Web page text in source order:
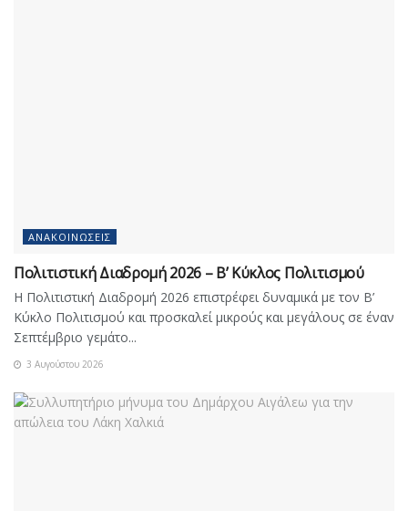
ΑΝΑΚΟΙΝΏΣΕΙΣ
Πολιτιστική Διαδρομή 2026 – Β’ Κύκλος Πολιτισμού
Η Πολιτιστική Διαδρομή 2026 επιστρέφει δυναμικά με τον Β’
Κύκλο Πολιτισμού και προσκαλεί μικρούς και μεγάλους σε έναν
Σεπτέμβριο γεμάτο...
3 Αυγούστου 2026